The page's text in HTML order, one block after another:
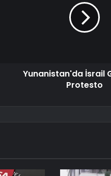
Yunanistan'da İsrail
Protesto